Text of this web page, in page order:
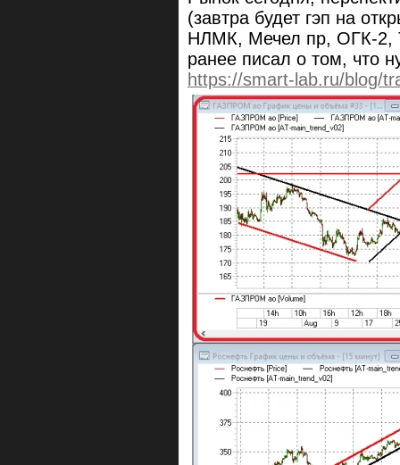
(завтра будет гэп на
НЛМК, Мечел пр, ОГК-2,
ранее писал о том, что
https://smart-lab.ru/blog/